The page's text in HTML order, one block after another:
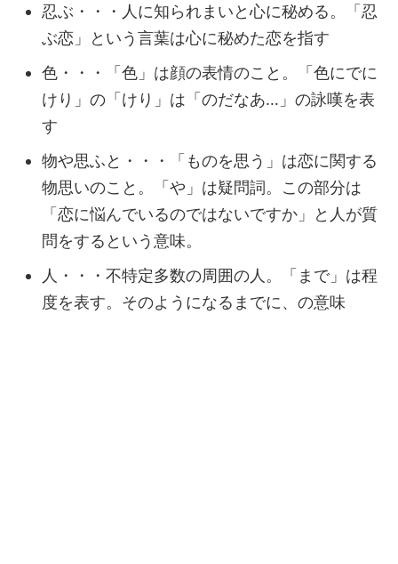
忍ぶ・・・人に知られまいと心に秘める。「忍
ぶ恋」という言葉は心に秘めた恋を指す
色・・・「色」は顔の表情のこと。「色にでに
けり」の「けり」は「のだなあ…」の詠嘆を表
す
物や思ふと・・・「ものを思う」は恋に関する
物思いのこと。「や」は疑問詞。この部分は
「恋に悩んでいるのではないですか」と人が質
問をするという意味。
人・・・不特定多数の周囲の人。「まで」は程
度を表す。そのようになるまでに、の意味